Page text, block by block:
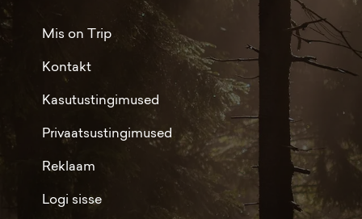
Mis on Trip
Kontakt
Kasutustingimused
Privaatsustingimused
Reklaam
Logi sisse